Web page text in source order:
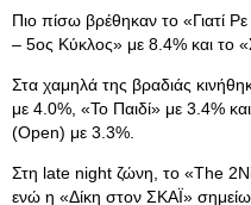
Πιο πίσω βρέθηκαν το «Γιατί
– 5ος Κύκλος» με 8.4% και το
Στα χαμηλά της βραδιάς
με 4.0%, «Το Παιδί» με 3.4%
(Open) με 3.3%.
Στη late night ζώνη, το «The
ενώ η «Δίκη στον ΣΚΑΪ»